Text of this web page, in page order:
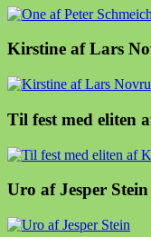
Kirstine af Lars
Til fest med eliten
Uro af Jesper Stein